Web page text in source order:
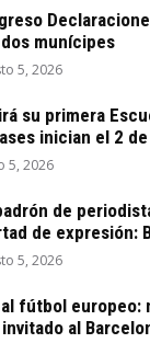
munícipes
5, 2026
su primera
inician el 2
5, 2026
de
de expresión:
5, 2026
fútbol europeo:
al